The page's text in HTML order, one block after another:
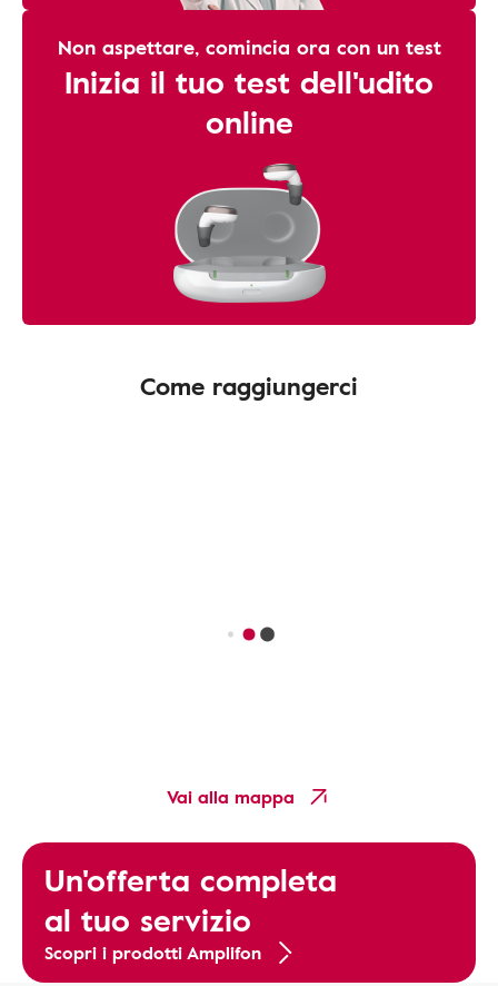
Non aspettare, comincia ora con un test
Inizia il tuo test dell'udito
online
Come raggiungerci
Vai alla mappa
Un'offerta completa
al tuo servizio
Scopri i prodotti Amplifon